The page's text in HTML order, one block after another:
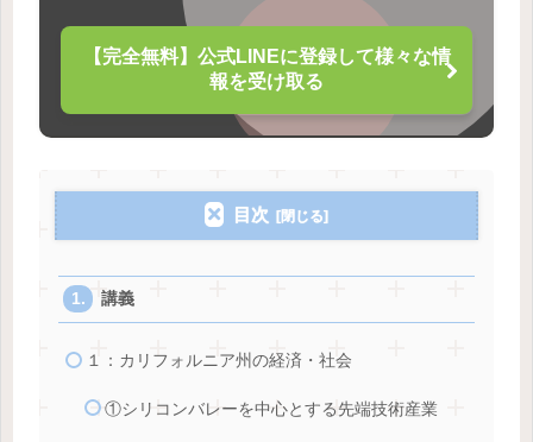
【完全無料】公式LINEに登録して様々な情
報を受け取る
目次
講義
１：カリフォルニア州の経済・社会
①シリコンバレーを中心とする先端技術産業